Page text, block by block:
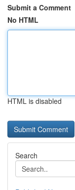
Submit a Comment
No HTML
HTML is disabled
Search